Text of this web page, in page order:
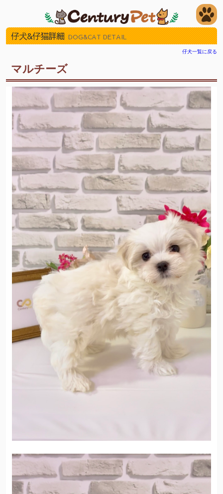
仔犬&仔猫詳細 DOG&CAT DETAIL
仔犬一覧に戻る
マルチーズ